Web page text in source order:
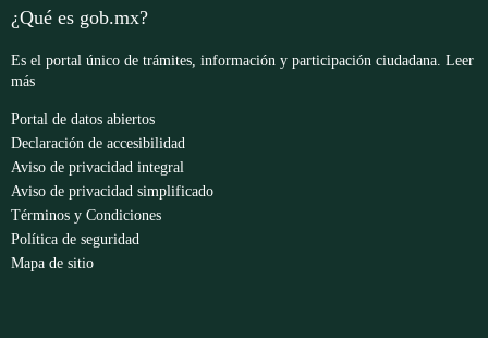
¿Qué es gob.mx?
Es el portal único de trámites, información y participación ciudadana. Leer
más
Portal de datos abiertos
Declaración de accesibilidad
Aviso de privacidad integral
Aviso de privacidad simplificado
Términos y Condiciones
Política de seguridad
Mapa de sitio